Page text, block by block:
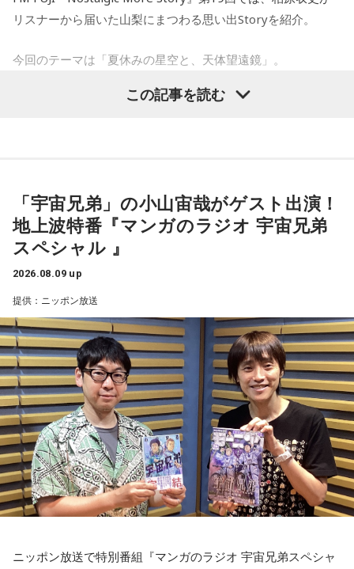
リスナーから届いた山梨にまつわる思い出Storyを紹介。
今回のテーマは「夏休みの星空と、天体望遠鏡」。
子どもの頃に見上げた夜空、友達と過ごした時間、そして大
今回紹介されたのは、ラジオネーム「雪見だいふく」さんか
ら届いたStory。
タリウムを見ることを楽しみにしていたという思い出から始
まります。
小学4年生の頃、隣の席だった友人K君から「誕生日に天体望
遠鏡を買ってもらったから、夏休みに泊まりにおいでよ」と
誘われたことが、大切な記憶として残っているそうです。
友人たちと夜更かしをしながら、大きな天体望遠鏡で眺めた
星空。
「あれが北斗七星」「あっちが○○座だよ」と目を輝かせなが
られました。
この記事を読む
「宇宙兄弟」の小山宙哉がゲスト出演！
地上波特番『マンガのラジオ 宇宙兄弟
スペシャル 』
2026.08.09 up
提供：ニッポン放送
ニッポン放送で特別番組『マンガのラジオ 宇宙兄弟スペシャ